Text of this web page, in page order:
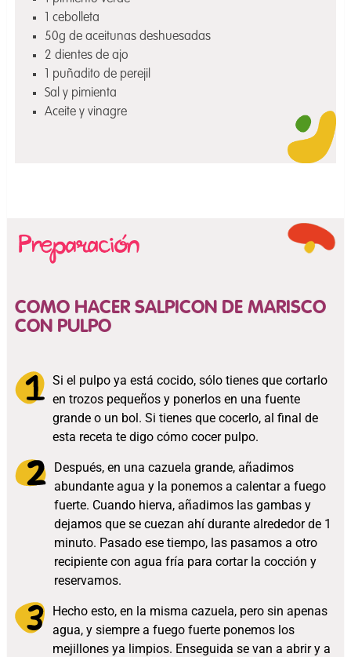
1 cebolleta
50g de aceitunas deshuesadas
2 dientes de ajo
1 puñadito de perejil
Sal y pimienta
Aceite y vinagre
COMO HACER SALPICON DE MARISCO
CON PULPO
Si el pulpo ya está cocido, sólo tienes que cortarlo
en trozos pequeños y ponerlos en una fuente
grande o un bol. Si tienes que cocerlo, al final de
esta receta te digo cómo cocer pulpo.
Después, en una cazuela grande, añadimos
abundante agua y la ponemos a calentar a fuego
fuerte. Cuando hierva, añadimos las gambas y
dejamos que se cuezan ahí durante alrededor de 1
minuto. Pasado ese tiempo, las pasamos a otro
recipiente con agua fría para cortar la cocción y
reservamos.
Hecho esto, en la misma cazuela, pero sin apenas
agua, y siempre a fuego fuerte ponemos los
mejillones ya limpios. Enseguida se van a abrir y a